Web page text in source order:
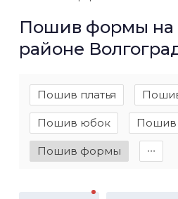
Пошив формы на
районе
Пошив платья
Пошив юбок Пошив
Пошив формы ∙∙∙